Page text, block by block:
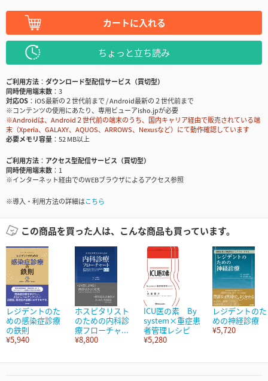
カートに入れる
ちょっと立ち読み
ご利用方法
ダウンロード型配信サービス（買切型）
同時使用端末数
3
対応OS
iOS最新の２世代前まで / Android最新の２世代前まで
※コンテンツの使用にあたり、専用ビューアisho.jpが必要
※Androidは、Android２世代前の端末のうち、国内キャリア経由で販売されている端
末（Xperia、GALAXY、AQUOS、ARROWS、Nexusなど）にて動作確認しています
必要メモリ容量
52 MB以上
ご利用方法
アクセス型配信サービス（買切型）
同時使用端末数
1
※インターネット経由でのWEBブラウザによるアクセス参照
※導入・利用方法の詳細はこちら
この商品を買った人は、こんな商品も買っています。
レジデントのた
めの感染症診療
の鉄則
¥5,940
ホスピタリスト
のための内科診
療フローチャ...
¥8,800
ICU医の素 By
system×重症患
者管理レシピ
¥5,280
レジデントのた
めの神経診療
¥5,720